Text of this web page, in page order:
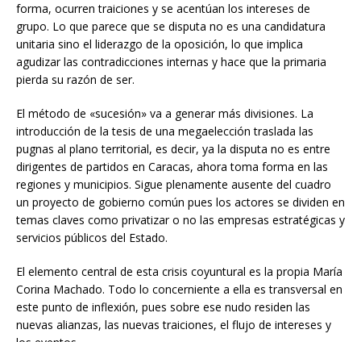
forma, ocurren traiciones y se acentúan los intereses de
grupo. Lo que parece que se disputa no es una candidatura
unitaria sino el liderazgo de la oposición, lo que implica
agudizar las contradicciones internas y hace que la primaria
pierda su razón de ser.
El método de «sucesión» va a generar más divisiones. La
introducción de la tesis de una megaelección traslada las
pugnas al plano territorial, es decir, ya la disputa no es entre
dirigentes de partidos en Caracas, ahora toma forma en las
regiones y municipios. Sigue plenamente ausente del cuadro
un proyecto de gobierno común pues los actores se dividen en
temas claves como privatizar o no las empresas estratégicas y
servicios públicos del Estado.
El elemento central de esta crisis coyuntural es la propia María
Corina Machado. Todo lo concerniente a ella es transversal en
este punto de inflexión, pues sobre ese nudo residen las
nuevas alianzas, las nuevas traiciones, el flujo de intereses y